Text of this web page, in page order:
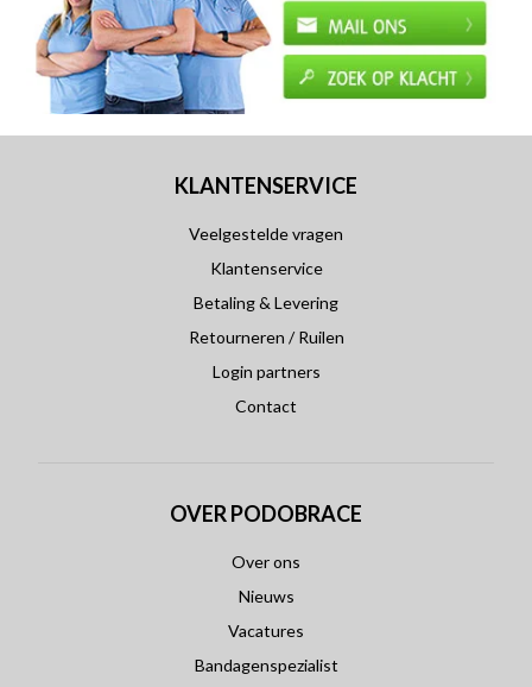
KLANTENSERVICE
Veelgestelde vragen
Klantenservice
Betaling & Levering
Retourneren / Ruilen
Login partners
Contact
OVER PODOBRACE
Over ons
Nieuws
Vacatures
Bandagenspezialist